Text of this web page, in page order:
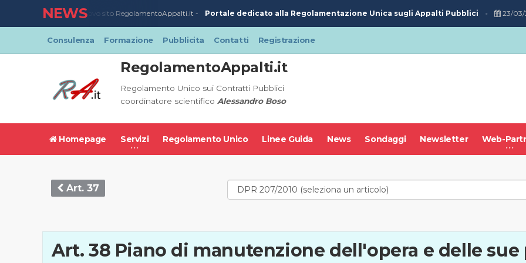
NEWS
23/03/2020-Nuovo sito RegolamentoAppalti.it - Portale dedicato alla Regolamentazione Unica sugli Appalti Pubblici 23/03/
Consulenza Formazione Pubblicita Contatti Registrazione
RegolamentoAppalti.it
Regolamento Unico sui Contratti Pubblici
coordinatore scientifico Alessandro Boso
Homepage Servizi Regolamento Unico Linee Guida News Sondaggi Newsletter Web-
Art. 37
Art. 38 Piano di manutenzione dell'opera e delle sue